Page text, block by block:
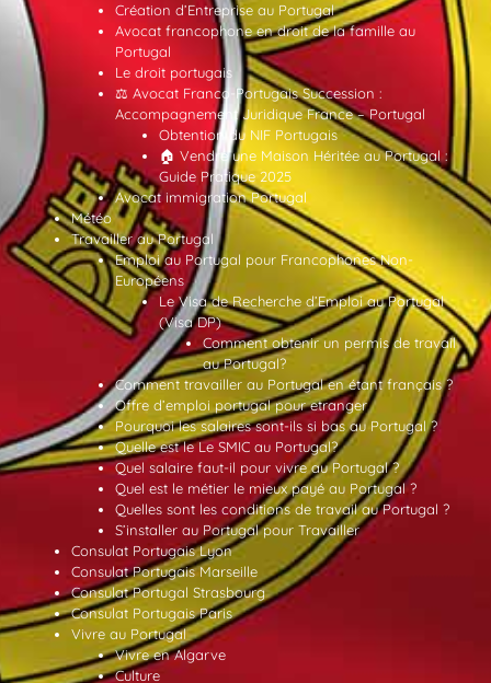
Création d’Entreprise au Portugal
Avocat francophone en droit de la famille au
Portugal
Le droit portugais
⚖️ Avocat Franco-Portugais Succession :
Accompagnement Juridique France – Portugal
Obtention du NIF Portugais
🏠 Vendre une Maison Héritée au Portugal :
Guide Pratique 2025
Avocat immigration Portugal
Météo
Travailler au Portugal
Emploi au Portugal pour Francophones Non-
Européens
Le Visa de Recherche d’Emploi au Portugal
(Visa DP)
Comment obtenir un permis de travail
au Portugal?
Comment travailler au Portugal en étant français ?
Offre d’emploi portugal pour etranger
Pourquoi les salaires sont-ils si bas au Portugal ?
Quelle est le Le SMIC au Portugal?
Quel salaire faut-il pour vivre au Portugal ?
Quel est le métier le mieux payé au Portugal ?
Quelles sont les conditions de travail au Portugal ?
S’installer au Portugal pour Travailler
Consulat Portugais Lyon
Consulat Portugais Marseille
Consulat Portugal Strasbourg
Consulat Portugais Paris
Vivre au Portugal
Vivre en Algarve
Culture